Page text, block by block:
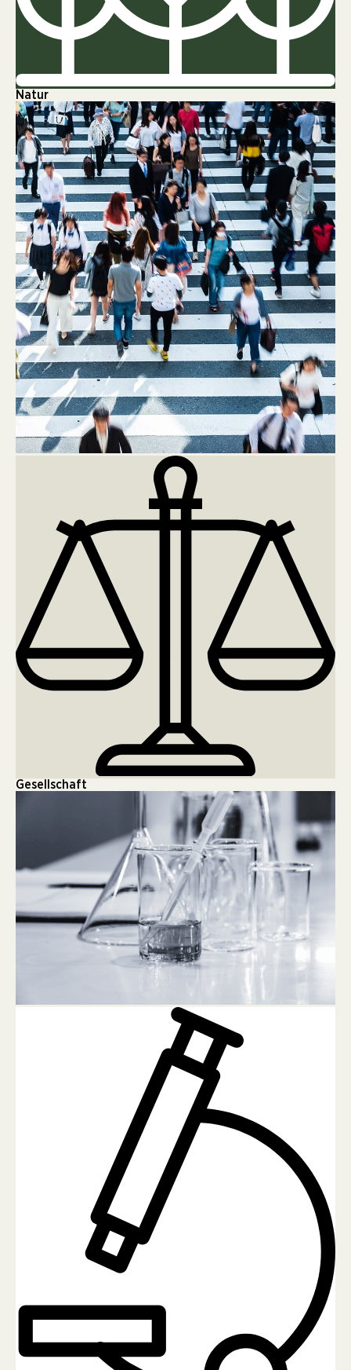
Natur
Gesellschaft